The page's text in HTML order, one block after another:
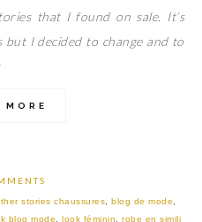
that I found on sale. It’s
I decided to change and to
MORE
stories chaussures ,blog de mode
blog mode ,look féminin ,robe en simili